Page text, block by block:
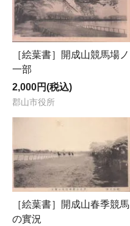
［絵葉書］開成山競馬場ノ
一部
2,000円(税込)
郡山市役所
［絵葉書］開成山春季競馬
の實況